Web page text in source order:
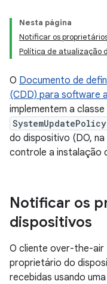
Nesta página
Notificar os
Política de atualização
O Documento de
(CDD) para software
implementem a classe
SystemUpdatePolicy
do dispositivo (DO,
controle a instalação
Notificar os
dispositivos
O cliente over-the-air
proprietário do
recebidas usando